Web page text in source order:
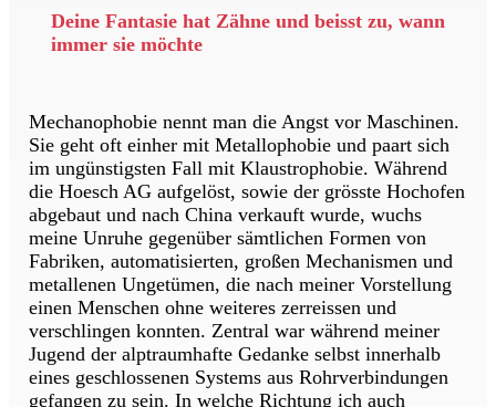
Deine Fantasie hat Zähne und beisst zu, wann
immer sie möchte
Mechanophobie nennt man die Angst vor Maschinen.
Sie geht oft einher mit Metallophobie und paart sich
im ungünstigsten Fall mit Klaustrophobie. Während
die Hoesch AG aufgelöst, sowie der grösste Hochofen
abgebaut und nach China verkauft wurde, wuchs
meine Unruhe gegenüber sämtlichen Formen von
Fabriken, automatisierten, großen Mechanismen und
metallenen Ungetümen, die nach meiner Vorstellung
einen Menschen ohne weiteres zerreissen und
verschlingen konnten. Zentral war während meiner
Jugend der alptraumhafte Gedanke selbst innerhalb
eines geschlossenen Systems aus Rohrverbindungen
gefangen zu sein. In welche Richtung ich auch